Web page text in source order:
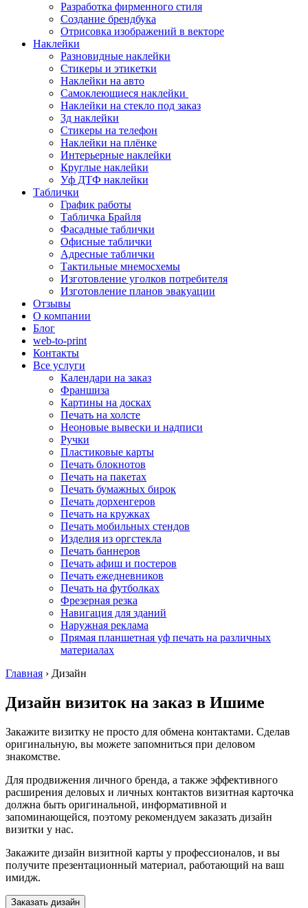
Разработка фирменного стиля
Создание брендбука
Отрисовка изображений в векторе
Наклейки
Разновидные наклейки
Стикеры и этикетки
Наклейки на авто
Самоклеющиеся наклейки
Наклейки на стекло под заказ
3д наклейки
Cтикеры на телефон
Наклейки на плёнке
Интерьерные наклейки
Круглые наклейки
Уф ДТФ наклейки
Таблички
График работы
Табличка Брайля
Фасадные таблички
Офисные таблички
Адресные таблички
Тактильные мнемосхемы
Изготовление уголков потребителя
Изготовление планов эвакуации
Отзывы
О компании
Блог
web-to-print
Контакты
Все услуги
Календари на заказ
Франшиза
Картины на досках
Печать на холсте
Неоновые вывески и надписи
Ручки
Пластиковые карты
Печать блокнотов
Печать на пакетах
Печать бумажных бирок
Печать дорхенгеров
Печать на кружках
Печать мобильных стендов
Изделия из оргстекла
Печать баннеров
Печать афиш и постеров
Печать ежедневников
Печать на футболках
Фрезерная резка
Навигация для зданий
Наружная реклама
Прямая планшетная уф печать на различных
материалах
Главная › Дизайн
Дизайн визиток на заказ в Ишиме
Закажите визитку не просто для обмена контактами. Сделав
оригинальную, вы можете запомниться при деловом
знакомстве.
Для продвижения личного бренда, а также эффективного
расширения деловых и личных контактов визитная карточка
должна быть оригинальной, информативной и
запоминающейся, поэтому рекомендуем заказать дизайн
визитки у нас.
Закажите дизайн визитной карты у профессионалов, и вы
получите презентационный материал, работающий на ваш
имидж.
Заказать дизайн